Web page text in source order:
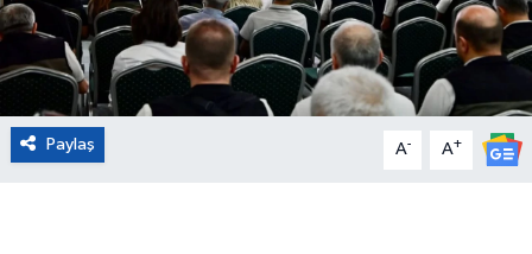
Paylaş A- A+
Çevre
Kültür ve Sanat